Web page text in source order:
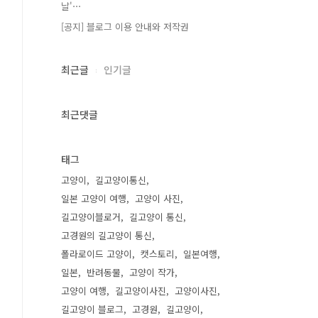
날'⋯
[공지] 블로그 이용 안내와 저작권
최근글 인기글
최근댓글
태그
고양이
길고양이통신
일본 고양이 여행
고양이 사진
길고양이블로거
길고양이 통신
고경원의 길고양이 통신
폴라로이드 고양이
캣스토리
일본여행
일본
반려동물
고양이 작가
고양이 여행
길고양이사진
고양이사진
길고양이 블로그
고경원
길고양이